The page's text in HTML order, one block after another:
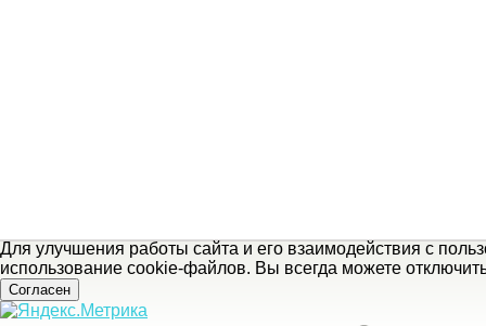
Для улучшения работы сайта и его взаимодействия с
использование cookie-файлов. Вы всегда можете
Согласен